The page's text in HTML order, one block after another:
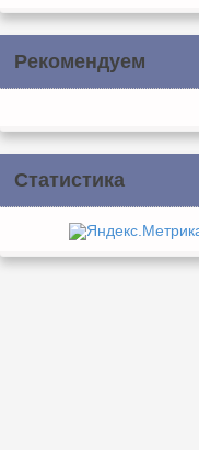
Рекомендуем
Статистика